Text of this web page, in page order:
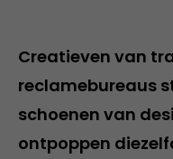
Creatieven van
reclamebureaus
schoenen van
ontpoppen